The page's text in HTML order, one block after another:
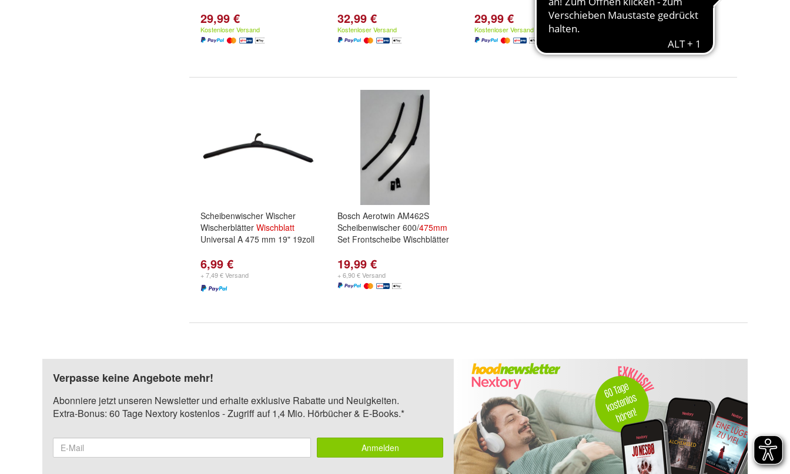
29,99 €
Kostenloser Versand
32,99 €
Kostenloser Versand
29,99 €
Kostenloser Versand
29,99 €
Scheibenwischer Wischer
Wischerblätter Wischblatt
Universal A 475 mm 19" 19zoll
6,99 €
+ 7,49 € Versand
Bosch Aerotwin AM462S
Scheibenwischer 600/475mm
Set Frontscheibe Wischblätter
19,99 €
+ 6,90 € Versand
Verpasse keine Angebote mehr!
Abonniere jetzt unseren Newsletter und erhalte exklusive Rabatte und Neuigkeiten.
Extra-Bonus: 60 Tage Nextory kostenlos - Zugriff auf 1,4 Mio. Hörbücher & E-Books.*
Anmelden